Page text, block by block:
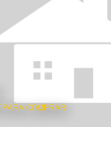
PARA COMPRAR